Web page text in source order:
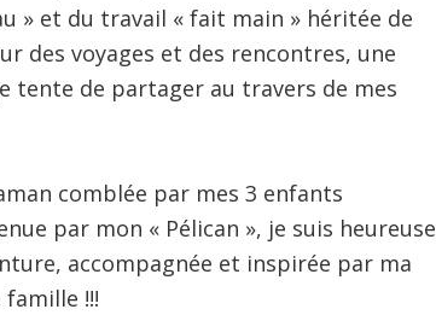
» et du travail « fait main » héritée de
des voyages et des rencontres, une
tente de partager au travers de mes
comblée par mes 3 enfants
par mon « Pélican », je suis heureuse
accompagnée et inspirée par ma
!!!